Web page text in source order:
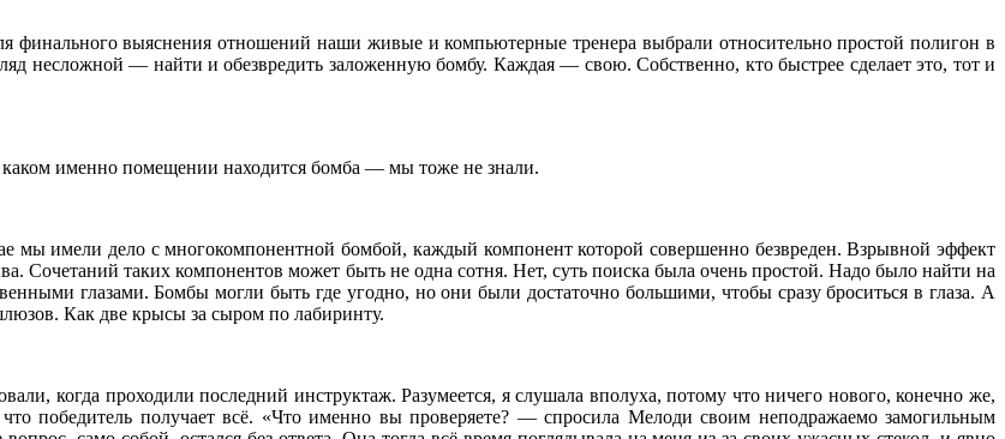
выяснения отношений наши живые и компьютерные тренера выбрали относительно простой полигон в
несложной — найти и обезвредить заложенную бомбу. Каждая — свою. Собственно, кто быстрее сделает это, тот и
именно помещении находится бомба — мы тоже не знали.
мы имели дело с многокомпонентной бомбой, каждый компонент которой совершенно безвреден. Взрывной эффект
Сочетаний таких компонентов может быть не одна сотня. Нет, суть поиска была очень простой. Надо было найти на
глазами. Бомбы могли быть где угодно, но они были достаточно большими, чтобы сразу броситься в глаза. А
Как две крысы за сыром по лабиринту.
когда проходили последний инструктаж. Разумеется, я слушала вполуха, потому что ничего нового, конечно же,
победитель получает всё. «Что именно вы проверяете? — спросила Мелоди своим неподражаемо замогильным